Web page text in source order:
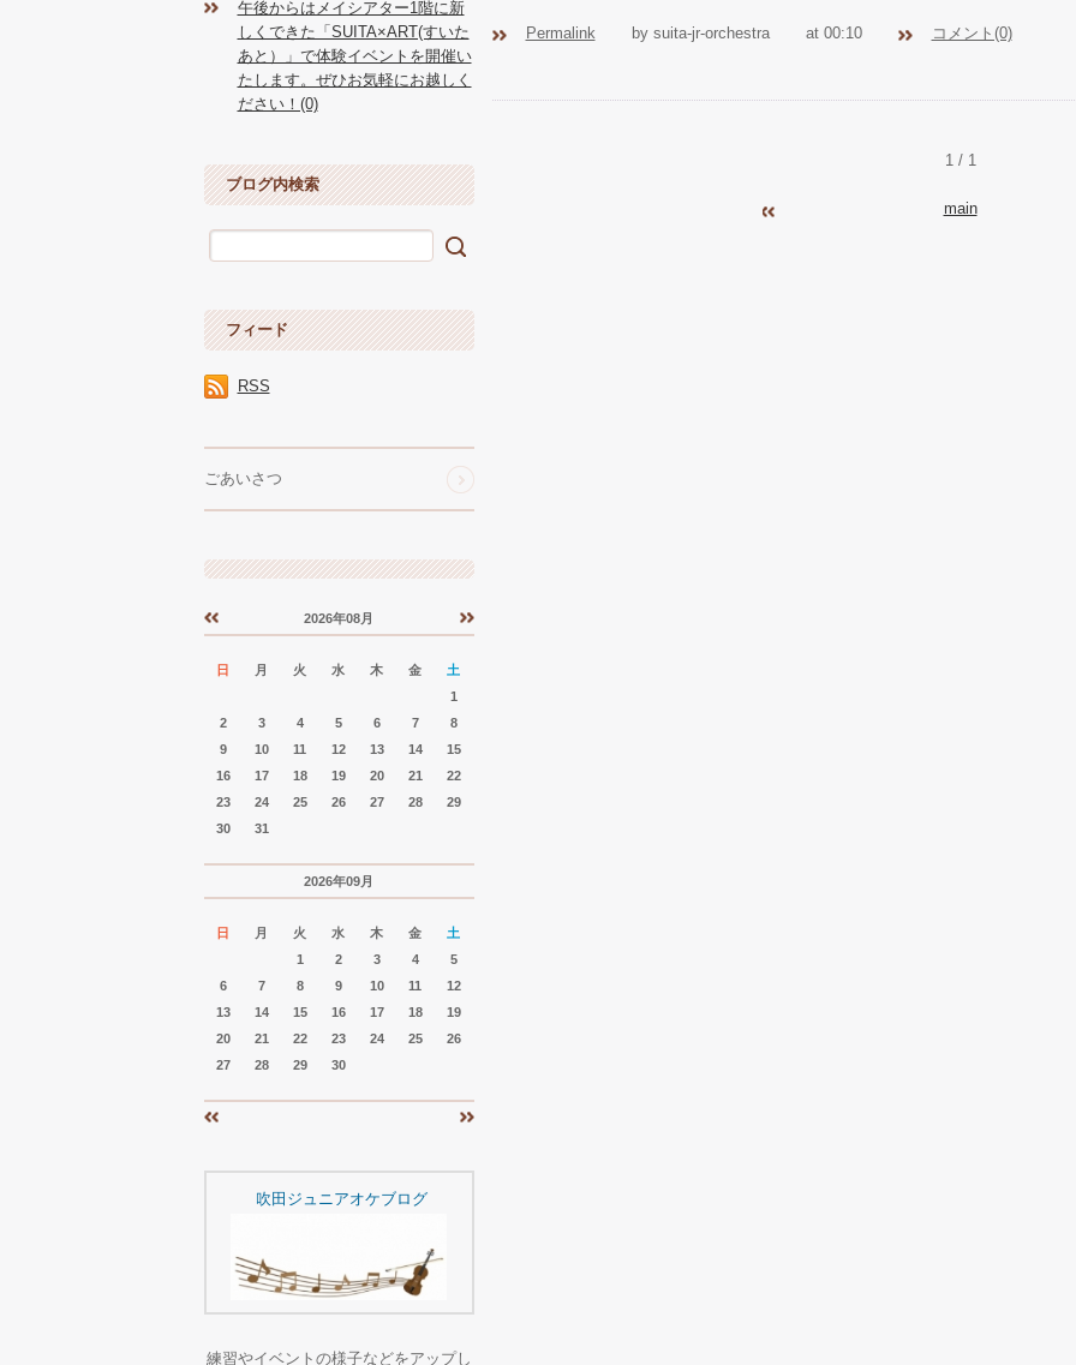
Permalink by suita-jr-orchestra at 00:10 コメント(0)
1 / 1
main
午後からはメイシアター1階に新
しくできた「SUITA×ART(すいた
あと）」で体験イベントを開催い
たします。ぜひお気軽にお越しく
ださい！(0)
ブログ内検索
フィード
RSS
ごあいさつ
« »
2026年08月
日 月 火 水 木 金
土
1
2
3 4 5 6 7
8
9
10 11 12 13 14
15
16
17 18 19 20 21
22
23
24 25 26 27 28
29
30
31
2026年09月
日 月 火 水 木 金
土
1
2 3 4
5
6
7 8 9 10 11
12
13
14 15 16 17 18
19
20
21 22 23 24 25
26
27
28 29 30
吹田ジュニアオケブログ
練習やイベントの様子などをアップし